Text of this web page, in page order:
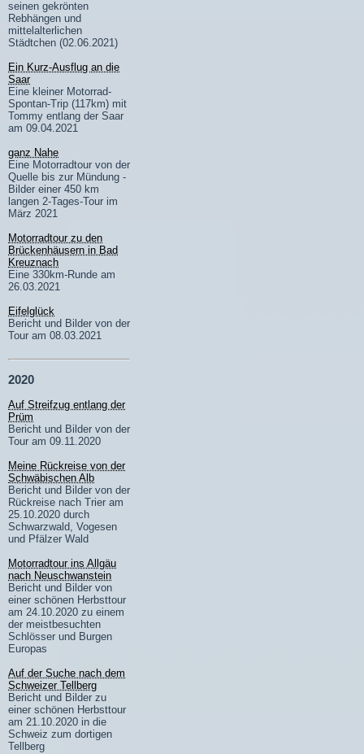
seinen gekrönten
Rebhängen und
mittelalterlichen
Städtchen (02.06.2021)
Ein Kurz-Ausflug an die
Saar
Eine kleiner Motorrad-
Spontan-Trip (117km) mit
Tommy entlang der Saar
am 09.04.2021
ganz Nahe
Eine Motorradtour von der
Quelle bis zur Mündung -
Bilder einer 450 km
langen 2-Tages-Tour im
März 2021
Motorradtour zu den
Brückenhäusern in Bad
Kreuznach
Eine 330km-Runde am
26.03.2021
Eifelglück
Bericht und Bilder von der
Tour am 08.03.2021
2020
Auf Streifzug entlang der
Prüm
Bericht und Bilder von der
Tour am 09.11.2020
Meine Rückreise von der
Schwäbischen Alb
Bericht und Bilder von der
Rückreise nach Trier am
25.10.2020 durch
Schwarzwald, Vogesen
und Pfälzer Wald
Motorradtour ins Allgäu
nach Neuschwanstein
Bericht und Bilder von
einer schönen Herbsttour
am 24.10.2020 zu einem
der meistbesuchten
Schlösser und Burgen
Europas
Auf der Suche nach dem
Schweizer Tellberg
Bericht und Bilder zu
einer schönen Herbsttour
am 21.10.2020 in die
Schweiz zum dortigen
Tellberg